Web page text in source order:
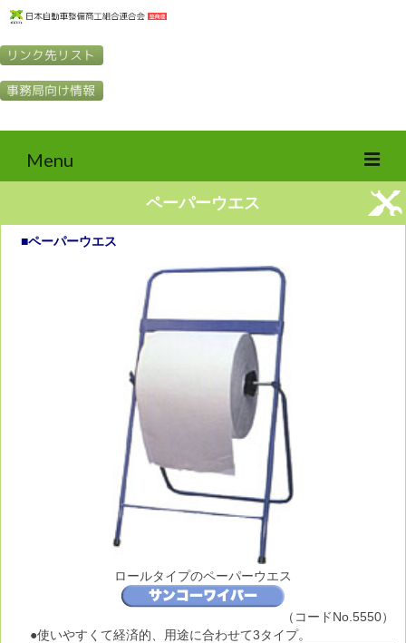
for:
Menu
整商連とは
整商連の定款（PDF）
整商連の事業内容
整商連の概況
会員一覧表
整商連の個人情報保護に関する基本方針
適格請求書発行事業者（インボイス）登録番号
BPカストロールオイル
ペーパーウエス
■ペーパーウエス
ロールタイプのペーパーウエス
（コードNo.5550）
使いやすくて経済的、用途に合わせて3タイプ。